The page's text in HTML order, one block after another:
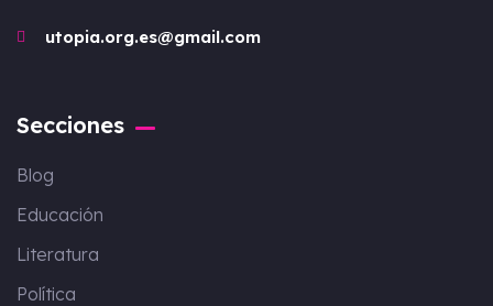
utopia.org.es@gmail.com
Secciones
Blog
Educación
Literatura
Política